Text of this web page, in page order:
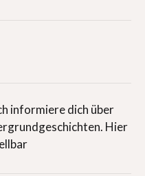
informiere dich über
Hier